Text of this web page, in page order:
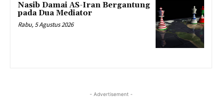
Nasib Damai AS-Iran Bergantung
pada Dua Mediator
Rabu, 5 Agustus 2026
- Advertisement -